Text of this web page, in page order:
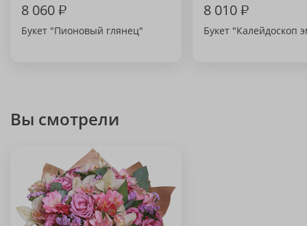
8 060₽
Букет "Пионовый глянец"
8 010₽
Букет "Калейдоскоп
Вы смотрели